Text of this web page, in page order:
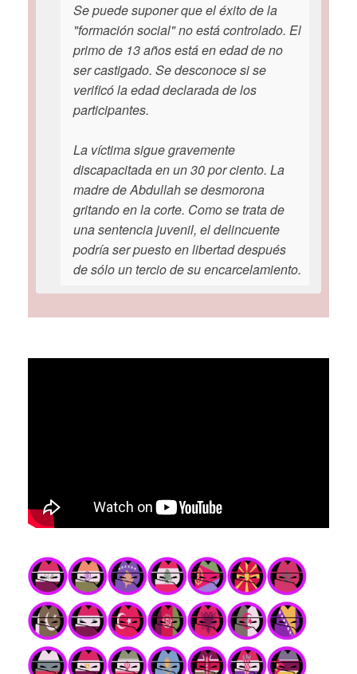
Se puede suponer que el éxito de la
"formación social" no está controlado. El
primo de 13 años está en edad de no
ser castigado. Se desconoce si se
verificó la edad declarada de los
participantes.
La víctima sigue gravemente
discapacitada en un 30 por ciento. La
madre de Abdullah se desmorona
gritando en la corte. Como se trata de
una sentencia juvenil, el delincuente
podría ser puesto en libertad después
de sólo un tercio de su encarcelamiento.